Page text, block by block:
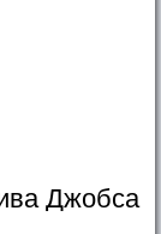
Джобса